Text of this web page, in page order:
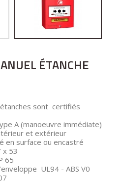
ÉTANCHE
sont certifiés
A (manoeuvre immédiate)
et extérieur
surface ou encastré
x 53
65
UL94 - ABS V0